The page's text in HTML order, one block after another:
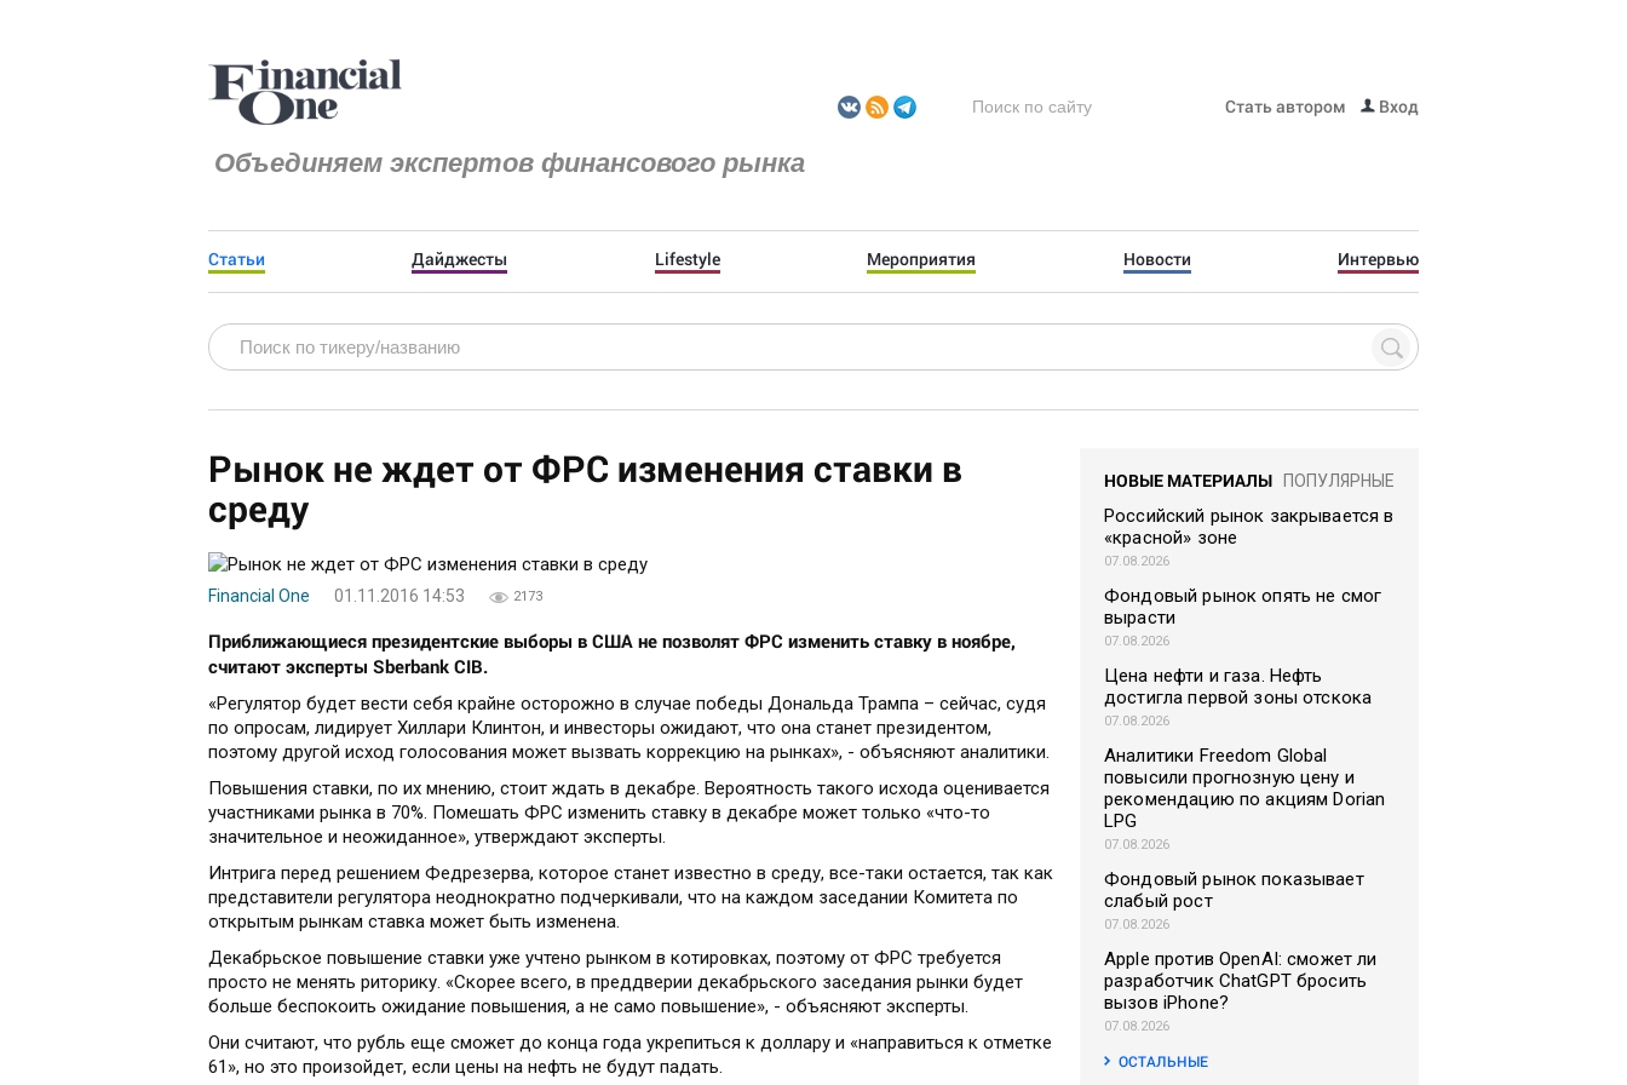
Объединяем экспертов финансового рынка
Стать автором Вход
Статьи Дайджесты Lifestyle Мероприятия Новости Интервью
Рынок не ждет от ФРС изменения ставки в
среду
Financial One 01.11.2016 14:53 2173
Приближающиеся президентские выборы в США не позволят ФРС изменить ставку в ноябре,
считают эксперты Sberbank CIB.
«Регулятор будет вести себя крайне осторожно в случае победы Дональда Трампа – сейчас, судя
по опросам, лидирует Хиллари Клинтон, и инвесторы ожидают, что она станет президентом,
поэтому другой исход голосования может вызвать коррекцию на рынках», - объясняют аналитики.
Повышения ставки, по их мнению, стоит ждать в декабре. Вероятность такого исхода оценивается
участниками рынка в 70%. Помешать ФРС изменить ставку в декабре может только «что-то
значительное и неожиданное», утверждают эксперты.
Интрига перед решением Федрезерва, которое станет известно в среду, все-таки остается, так как
представители регулятора неоднократно подчеркивали, что на каждом заседании Комитета по
открытым рынкам ставка может быть изменена.
Декабрьское повышение ставки уже учтено рынком в котировках, поэтому от ФРС требуется
просто не менять риторику. «Скорее всего, в преддверии декабрьского заседания рынки будет
больше беспокоить ожидание повышения, а не само повышение», - объясняют эксперты.
Они считают, что рубль еще сможет до конца года укрепиться к доллару и «направиться к отметке
61», но это произойдет, если цены на нефть не будут падать.
НОВЫЕ МАТЕРИАЛЫ ПОПУЛЯРНЫЕ
Российский рынок закрывается в
«красной» зоне
07.08.2026
Фондовый рынок опять не смог
вырасти
07.08.2026
Цена нефти и газа. Нефть
достигла первой зоны отскока
07.08.2026
Аналитики Freedom Global
повысили прогнозную цену и
рекомендацию по акциям Dorian
LPG
07.08.2026
Фондовый рынок показывает
слабый рост
07.08.2026
Apple против OpenAI: сможет ли
разработчик ChatGPT бросить
вызов iPhone?
07.08.2026
ОСТАЛЬНЫЕ